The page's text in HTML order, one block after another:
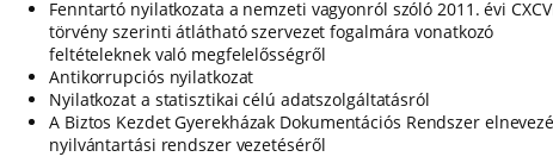
Fenntartó nyilatkozata a nemzeti vagyonról szóló 2011. évi
törvény szerinti átlátható szervezet fogalmára vonatkozó
feltételeknek való megfelelősségről
Antikorrupciós nyilatkozat
Nyilatkozat a statisztikai célú adatszolgáltatásról
A Biztos Kezdet Gyerekházak Dokumentációs Rendszer
nyilvántartási rendszer vezetéséről